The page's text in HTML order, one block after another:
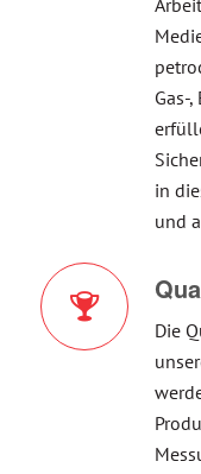
Gas-
in
und
Die